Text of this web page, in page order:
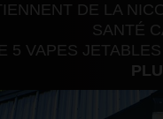
DE LA
SANTÉ
5 VAPES